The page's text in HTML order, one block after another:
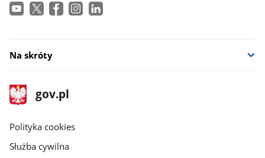
Na skróty
stopka
gov.pl
Strona
gov.pl
gov.pl
Polityka cookies
Służba cywilna